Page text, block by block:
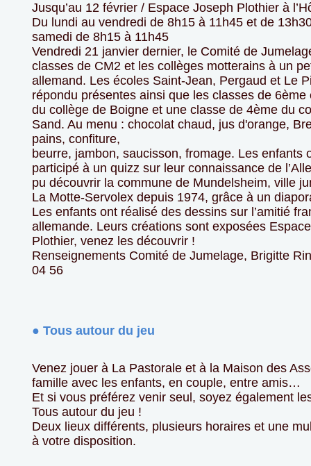
Jusqu’au 12 février / Espace Joseph Plothier à
Du lundi au vendredi de 8h15 à 11h45 et de
samedi de 8h15 à 11h45
Vendredi 21 janvier dernier, le Comité de
classes de CM2 et les collèges motterains à un
allemand. Les écoles Saint-Jean, Pergaud et Le
répondu présentes ainsi que les classes de 6ème
du collège de Boigne et une classe de 4ème du
Sand. Au menu : chocolat chaud, jus d'orange,
pains, confiture,
beurre, jambon, saucisson, fromage. Les enfants
participé à un quizz sur leur connaissance de
pu découvrir la commune de Mundelsheim, ville
La Motte-Servolex depuis 1974, grâce à un
Les enfants ont réalisé des dessins sur l’amitié
allemande. Leurs créations sont exposées
Plothier, venez les découvrir !
Renseignements Comité de Jumelage, Brigitte
04 56
● Tous autour du jeu
Venez jouer à La Pastorale et à la Maison des
famille avec les enfants, en couple, entre amis…
Et si vous préférez venir seul, soyez également
Tous autour du jeu !
Deux lieux différents, plusieurs horaires et une
à votre disposition.